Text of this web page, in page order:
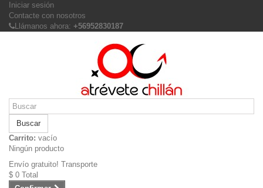
Iniciar sesión
Contacte con nosotros
Llámanos ahora: +56952830187
Buscar
Carrito: vacío
Ningún producto
Envío gratuito! Transporte
$ 0 Total